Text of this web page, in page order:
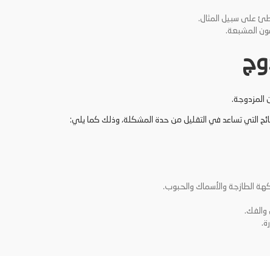
على سبيل المثال.
المشبعة.
المزدوجة.
التي تساعد في التقليل من حدة المشكلة، وذلك كما يلي:
الطازجة والأسماك والحبوب.
والفك.